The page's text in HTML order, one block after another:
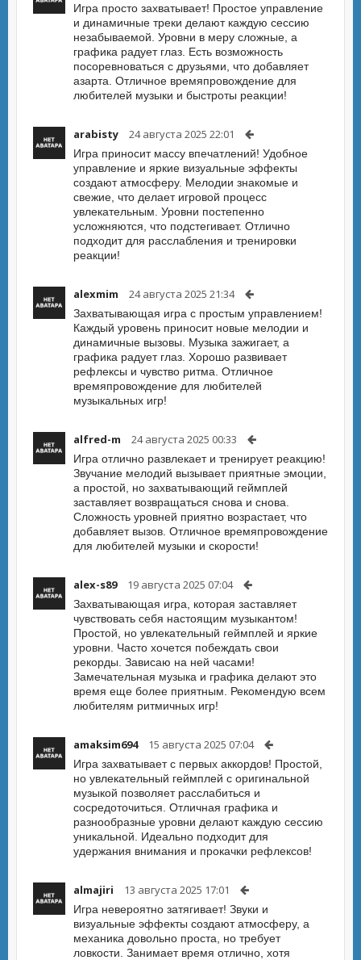
Игра просто захватывает! Простое управление
и динамичные треки делают каждую сессию
незабываемой. Уровни в меру сложные, а
графика радует глаз. Есть возможность
посоревноваться с друзьями, что добавляет
азарта. Отличное времяпровождение для
любителей музыки и быстроты реакции!
arabisty 24 августа 2025 22:01
Игра приносит массу впечатлений! Удобное
управление и яркие визуальные эффекты
создают атмосферу. Мелодии знакомые и
свежие, что делает игровой процесс
увлекательным. Уровни постепенно
усложняются, что подстегивает. Отлично
подходит для расслабления и тренировки
реакции!
alexmim 24 августа 2025 21:34
Захватывающая игра с простым управлением!
Каждый уровень приносит новые мелодии и
динамичные вызовы. Музыка зажигает, а
графика радует глаз. Хорошо развивает
рефлексы и чувство ритма. Отличное
времяпровождение для любителей
музыкальных игр!
alfred-m 24 августа 2025 00:33
Игра отлично развлекает и тренирует реакцию!
Звучание мелодий вызывает приятные эмоции,
а простой, но захватывающий геймплей
заставляет возвращаться снова и снова.
Сложность уровней приятно возрастает, что
добавляет вызов. Отличное времяпровождение
для любителей музыки и скорости!
alex-s89 19 августа 2025 07:04
Захватывающая игра, которая заставляет
чувствовать себя настоящим музыкантом!
Простой, но увлекательный геймплей и яркие
уровни. Часто хочется побеждать свои
рекорды. Зависаю на ней часами!
Замечательная музыка и графика делают это
время еще более приятным. Рекомендую всем
любителям ритмичных игр!
amaksim694 15 августа 2025 07:04
Игра захватывает с первых аккордов! Простой,
но увлекательный геймплей с оригинальной
музыкой позволяет расслабиться и
сосредоточиться. Отличная графика и
разнообразные уровни делают каждую сессию
уникальной. Идеально подходит для
удержания внимания и прокачки рефлексов!
almajiri 13 августа 2025 17:01
Игра невероятно затягивает! Звуки и
визуальные эффекты создают атмосферу, а
механика довольно проста, но требует
ловкости. Занимает время отлично, хотя